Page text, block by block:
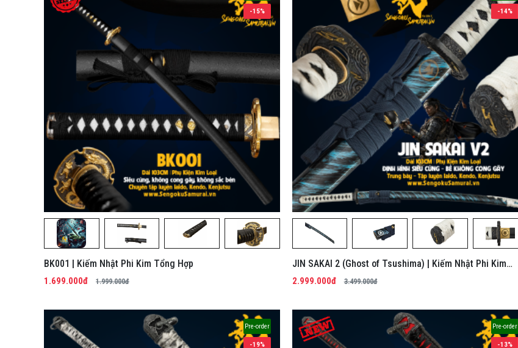
BK001 | Kiếm Nhật Phi Kim Tổng Hợp
1.699.000đ 1.999.000đ
-15%
JIN SAKAI 2 (Ghost of Tsushima) | Kiếm Nhật Phi Kim
Tổng Hợp
2.999.000đ 3.499.000đ
-14%
Pre-order
-19%
Pre-order
-13%